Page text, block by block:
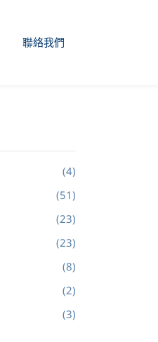
聯絡我們
(4)
(51)
(23)
(23)
(8)
(2)
(3)